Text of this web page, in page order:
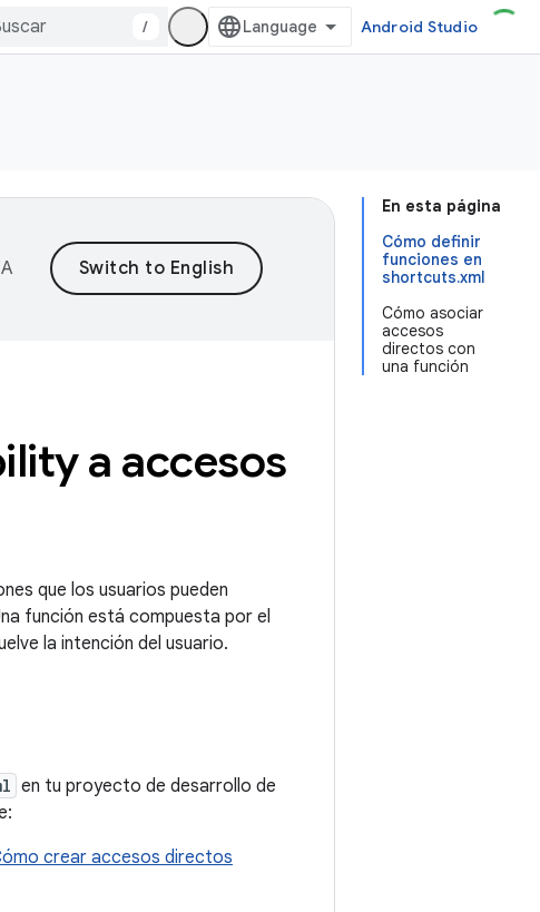
/ Android Studio
En esta página
Cómo definir
funciones en
shortcuts.xml
Cómo asociar
accesos
directos con
una función
a accesos
que los usuarios pueden
función está compuesta por el
la intención del usuario.
en tu proyecto de desarrollo de
crear accesos directos